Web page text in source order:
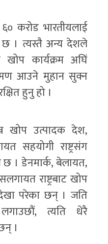
करोड भारतीयलाई
छ । त्यस्तै अन्य देशले
कार्यक्रम अघिं
आउने मुहान सुक्न
हुनु हो ।
खोप उत्पादक देश,
सहयोगी राष्ट्रसंग
। डेनमार्क, बेलायत,
राष्ट्रबाट खोप
परेका छन् । जति
त्यति धेरै
।